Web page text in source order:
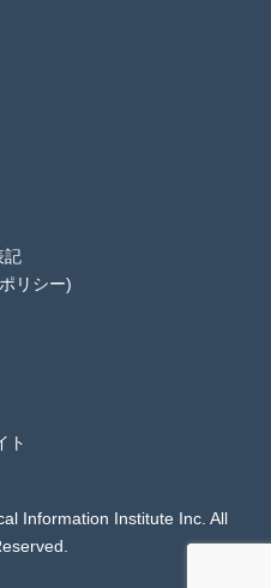
記
リシー)
ト
Information Institute Inc. All